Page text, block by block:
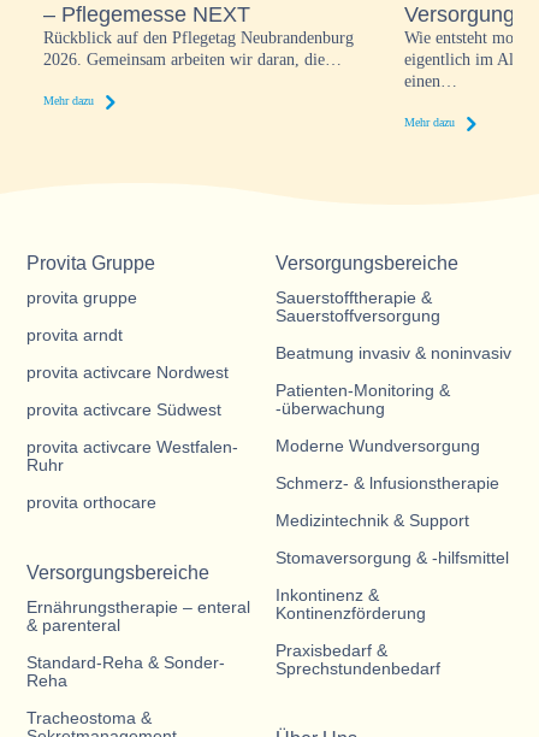
– Pflegemesse NEXT
Rückblick auf den Pflegetag Neubrandenburg
2026. Gemeinsam arbeiten wir daran, die…
Mehr dazu
Versorgung
Wie entsteht
eigentlich im
einen…
Mehr dazu
Provita Gruppe
provita gruppe
provita arndt
provita activcare Nordwest
provita activcare Südwest
provita activcare Westfalen-
Ruhr
provita orthocare
Versorgungsbereiche
Ernährungstherapie – enteral
& parenteral
Standard-Reha & Sonder-
Reha
Tracheostoma &
Versorgungsbereiche
Sauerstofftherapie &
Sauerstoffversorgung
Beatmung invasiv & noninvasiv
Patienten-Monitoring &
-überwachung
Moderne Wundversorgung
Schmerz- & lnfusionstherapie
Medizintechnik & Support
Stomaversorgung & -hilfsmittel
Inkontinenz &
Kontinenzförderung
Praxisbedarf &
Sprechstundenbedarf